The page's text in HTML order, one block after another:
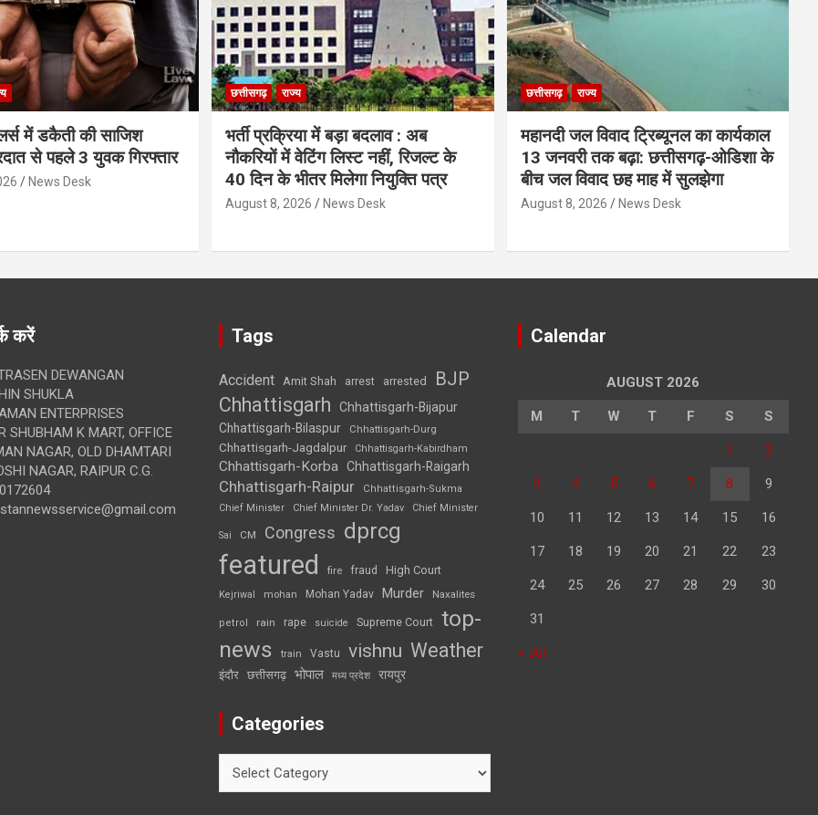
में डकैती की साजिश
से पहले 3 युवक गिरफ्तार
News Desk
छत्तीसगढ़ राज्य
भर्ती प्रक्रिया में बड़ा बदलाव : अब
नौकरियों में वेटिंग लिस्ट नहीं, रिजल्ट के
40 दिन के भीतर मिलेगा नियुक्ति पत्र
August 8, 2026 News Desk
छत्तीसगढ़ राज्य
महानदी जल विवाद ट्रिब्यूनल का कार्यकाल
13 जनवरी तक बढ़ा: छत्तीसगढ़-ओडिशा के
बीच जल विवाद छह माह में सुलझेगा
August 8, 2026 News Desk
करें
DEWANGAN
SHUKLA
ENTERPRISES
SHUBHAM K MART, OFFICE
NAGAR, OLD DHAMTARI
NAGAR, RAIPUR C.G.
Tags
Accident Amit Shah arrest arrested BJP
Chhattisgarh
Chhattisgarh-Bijapur
Chhattisgarh-Bilaspur
Chhattisgarh-Durg
Chhattisgarh-Jagdalpur Chhattisgarh-Kabirdham
Chhattisgarh-Korba Chhattisgarh-Raigarh
Chhattisgarh-Raipur
Chhattisgarh-Sukma
Chief Minister
Chief Minister Dr. Yadav Chief Minister
Sai CM Congress dprcg
featured fire fraud High Court
Kejriwal mohan Mohan Yadav Murder Naxalites
petrol rain rape suicide Supreme Court top-
news
train Vastu vishnu Weather
इंदौर छत्तीसगढ़ भोपाल मध्य प्रदेश रायपुर
Categories
Calendar
AUGUST 2026
M T W T F S S
1 2
3 4 5 6 7 8 9
10 11 12 13 14 15 16
17 18 19 20 21 22 23
24 25 26 27 28 29 30
31
« Jul